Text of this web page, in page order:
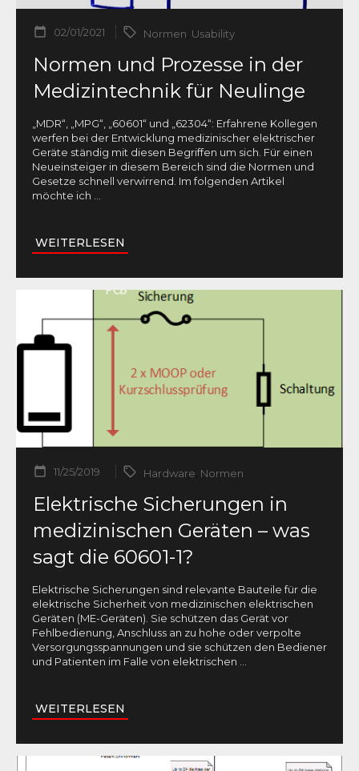
02/01/2021 Normen Usability
Normen und Prozesse in der
Medizintechnik für Neulinge
„MDR“, „MPG“, „60601“ und „62304“: Erfahrene Kollegen
werfen bei der Entwicklung medizinischer elektrischer
Geräte ständig mit diesen Begriffen um sich. Für einen
Neueinsteiger in diesem Bereich sind die Normen und
Gesetze schnell verwirrend. Im folgenden Artikel
möchte ich ...
WEITERLESEN
11/25/2019 Hardware Normen
Elektrische Sicherungen in
medizinischen Geräten – was
sagt die 60601-1?
Elektrische Sicherungen sind relevante Bauteile für die
elektrische Sicherheit von medizinischen elektrischen
Geräten (ME-Geräten). Sie schützen das Gerät vor
Fehlbedienung, Anschluss an zu hohe oder verpolte
Versorgungsspannungen und sie schützen den Bediener
und Patienten im Falle von elektrischen
WEITERLESEN